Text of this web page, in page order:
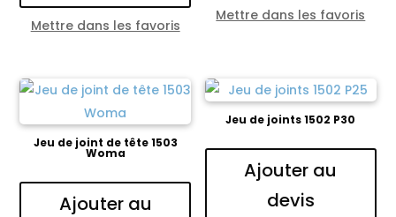
Mettre dans les favoris
Mettre dans les favoris
Jeu de joint de tête 1503
Woma
Ajouter au
Jeu de joints 1502 P30
Ajouter au
devis